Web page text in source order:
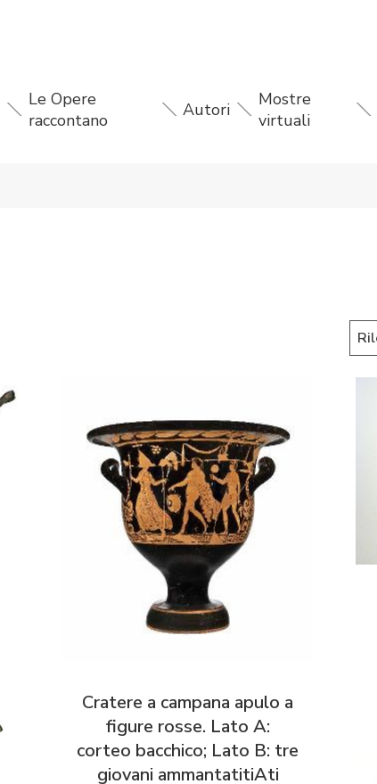
Le Opere
raccontano
Autori
Mostre
virtuali
Cratere a campana apulo a
figure rosse. Lato A:
corteo bacchico; Lato B: tre
giovani ammantatitiAti